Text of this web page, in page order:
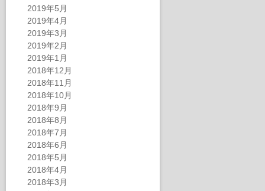
2019年5月
2019年4月
2019年3月
2019年2月
2019年1月
2018年12月
2018年11月
2018年10月
2018年9月
2018年8月
2018年7月
2018年6月
2018年5月
2018年4月
2018年3月